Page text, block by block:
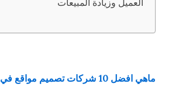
العميل وزيادة المبيعات
ماهي افضل 10 شركات تصميم مواقع في مصر؟